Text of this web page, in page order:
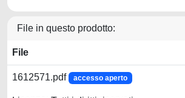
File in questo prodotto:
File
1612571.pdf accesso aperto